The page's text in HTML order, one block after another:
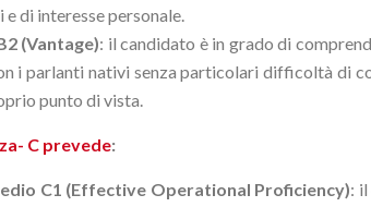
di interesse personale.
(Vantage): il candidato è in grado di
i parlanti nativi senza particolari difficoltà di
punto di vista.
C prevede:
C1 (Effective Operational Proficiency):